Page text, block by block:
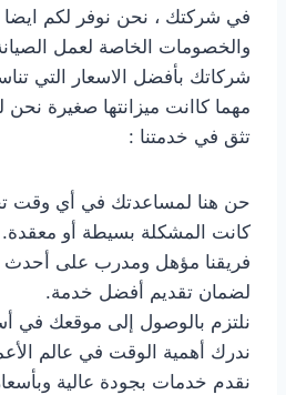
في شركتك ، نحن نوفر لكم ايضا
والخصومات الخاصة لعمل
شركاتك بأفضل الاسعار التي
مهما كاانت ميزانتها صغيرة نحن
تثق في خدمتنا :
حن هنا لمساعدتك في أي وقت
كانت المشكلة بسيطة أو معقدة.
فريقنا مؤهل ومدرب على أحدث
لضمان تقديم أفضل خدمة.
نلتزم بالوصول إلى موقعك في
ندرك أهمية الوقت في عالم
نقدم خدمات بجودة عالية